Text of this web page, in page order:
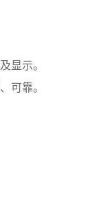
显示。
可靠。